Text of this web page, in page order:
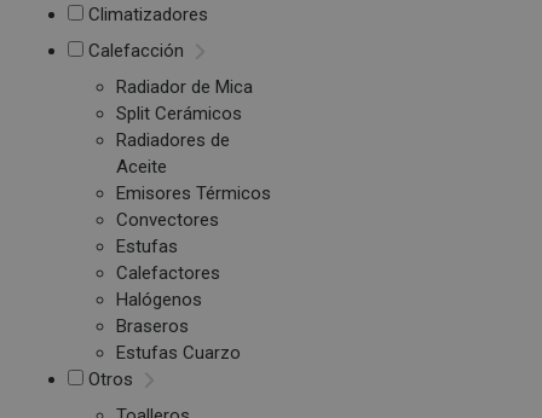
Climatizadores
Calefacción
Radiador de Mica
Split Cerámicos
Radiadores de
Aceite
Emisores Térmicos
Convectores
Estufas
Calefactores
Halógenos
Braseros
Estufas Cuarzo
Otros